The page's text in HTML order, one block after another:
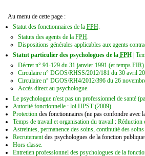
Au menu de cette page :
Statut des fonctionnaires de la FPH.
Statuts des agents de la FPH.
Dispositions générales applicables aux agents
Statut particulier des psychologues de la FPH|
Décret n° 91-129 du 31 janvier 1991 (et temps FIR).
Circulaire n° DGOS/RHSS/2012/181 du 30 avril
Circulaire n° DGOS/RH4/2012/396 du 26
Accès direct au psychologue.
Le psychologue n'est pas un professionnel de santé
Autorité fonctionnelle : loi HPST (2009).
Protectiondes fonctionnaires (ne pas confondre avec
Temps de travail et organisation du travail: Réduction
Astreintes, permanence des soins, continuité des soins
Recrutementdes psychologues de la fonction
Hors classe.
Entretien professionnel des psychologues de la